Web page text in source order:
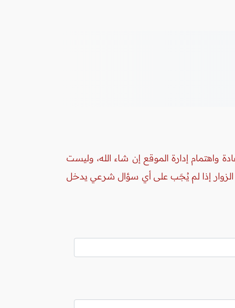
واهتمام إدارة الموقع إن شاء الله، وليست
الزوار إذا لم يُجَب على أي سؤال شرعي يدخل